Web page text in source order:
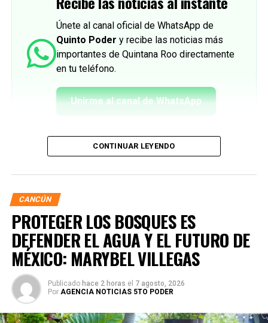
Únete al canal oficial de WhatsApp de
Quinto Poder y recibe las noticias más
importantes de Quintana Roo directamente
en tu teléfono.
Unirme al canal de WhatsApp
CONTINUAR LEYENDO
CANCÚN
PROTEGER LOS BOSQUES ES
DEFENDER EL AGUA Y EL FUTURO DE
MÉXICO: MARYBEL VILLEGAS
Publicado hace 2 horas el 7 agosto, 2026
Por AGENCIA NOTICIAS 5TO PODER